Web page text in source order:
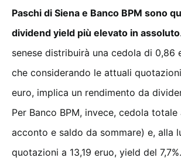
Paschi di Siena e Banco BPM sono
dividend yield più elevato in assoluto
senese distribuirà una cedola di 0,86
che considerando le attuali
euro, implica un rendimento da
Per Banco BPM, invece, cedola totale
acconto e saldo da sommare) e, alla
quotazioni a 13,19 eruo, yield del 7,7%.